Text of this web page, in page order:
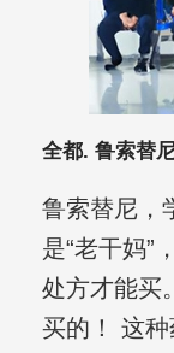
全都. 鲁索替
鲁索替尼，
是“老干妈”
处方才能买
买的！ 这